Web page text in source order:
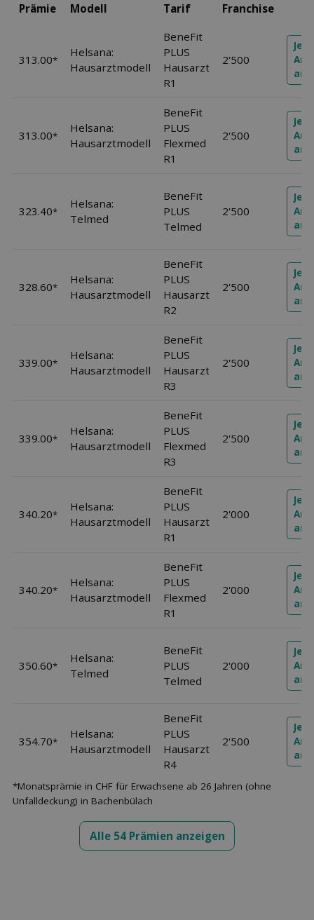
Prämie Modell Tarif Franchise
313.00*
Helsana:
Hausarztmodell
BeneFit
PLUS
Hausarzt
R1
2'500
313.00*
Helsana:
Hausarztmodell
BeneFit
PLUS
Flexmed
R1
2'500
323.40*
Helsana:
Telmed
BeneFit
PLUS
Telmed
2'500
328.60*
Helsana:
Hausarztmodell
BeneFit
PLUS
Hausarzt
R2
2'500
339.00*
Helsana:
Hausarztmodell
BeneFit
PLUS
Hausarzt
R3
2'500
339.00*
Helsana:
Hausarztmodell
BeneFit
PLUS
Flexmed
R3
2'500
340.20*
Helsana:
Hausarztmodell
BeneFit
PLUS
Hausarzt
R1
2'000
340.20*
Helsana:
Hausarztmodell
BeneFit
PLUS
Flexmed
R1
2'000
350.60*
Helsana:
Telmed
BeneFit
PLUS
Telmed
2'000
354.70*
Helsana:
Hausarztmodell
BeneFit
PLUS
Hausarzt
R4
2'500
*Monatsprämie in CHF für Erwachsene ab 26 Jahren (ohne
Unfalldeckung) in Bachenbülach
Alle 54 Prämien anzeigen